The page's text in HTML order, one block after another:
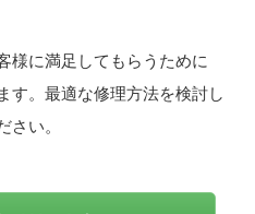
様に満足してもらうために
す。最適な修理方法を検討し
い。